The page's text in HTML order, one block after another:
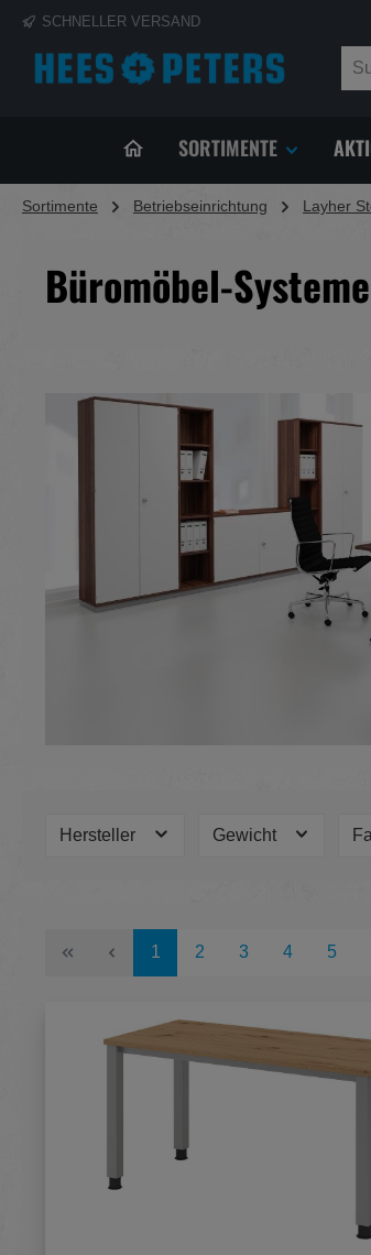
Zur Hauptnavigation springen
SCHNELLER VERSAND
SORTIMENTE
Sortimente Betriebseinrichtung Layher
Büromöbel-Systeme
Hersteller Gewicht
Seite
1 Seite
2 Seite
3 Seite
4 Seite
5